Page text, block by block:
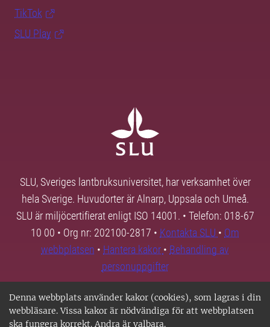
Denna webbplats använder kakor (cookies), som lagras i din
webbläsare. Vissa kakor är nödvändiga för att webbplatsen
ska fungera korrekt. Andra är valbara.
TikTok
SLU Play
SLU, Sveriges lantbruksuniversitet, har verksamhet över
hela Sverige. Huvudorter är Alnarp, Uppsala och Umeå.
SLU är miljöcertifierat enligt ISO 14001. • Telefon: 018-67
10 00 • Org nr: 202100-2817 • Kontakta SLU • Om
webbplatsen • Hantera kakor • Behandling av
personuppgifter